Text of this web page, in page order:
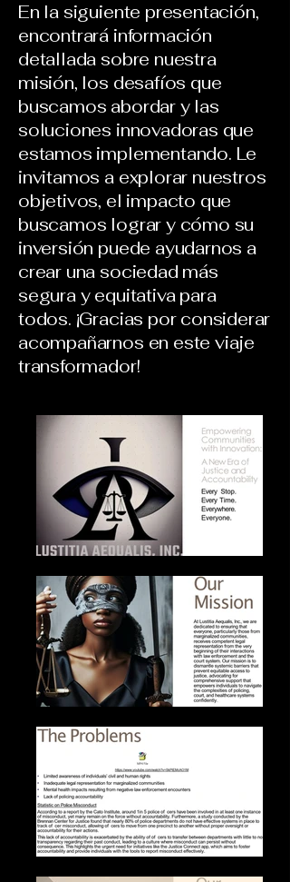
En la siguiente presentación,
encontrará información
detallada sobre nuestra
misión, los desafíos que
buscamos abordar y las
soluciones innovadoras que
estamos implementando. Le
invitamos a explorar nuestros
objetivos, el impacto que
buscamos lograr y cómo su
inversión puede ayudarnos a
crear una sociedad más
segura y equitativa para
todos. ¡Gracias por considerar
acompañarnos en este viaje
transformador!